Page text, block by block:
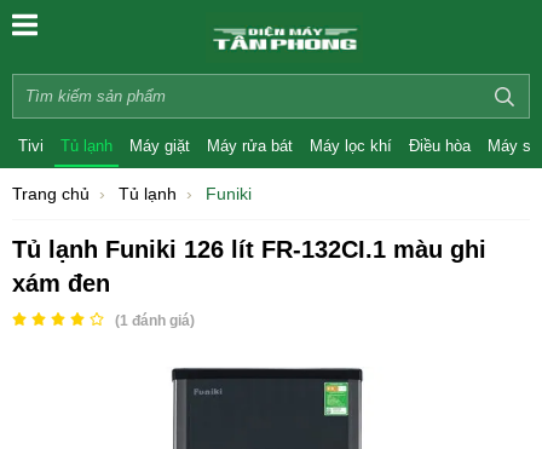
Tivi Tủ lạnh Máy giặt Máy rửa bát Máy lọc khí Điều hòa Máy
Trang chủ Tủ lạnh Funiki
Tủ lạnh Funiki 126 lít FR-132CI.1 màu ghi
xám đen
(1 đánh giá)